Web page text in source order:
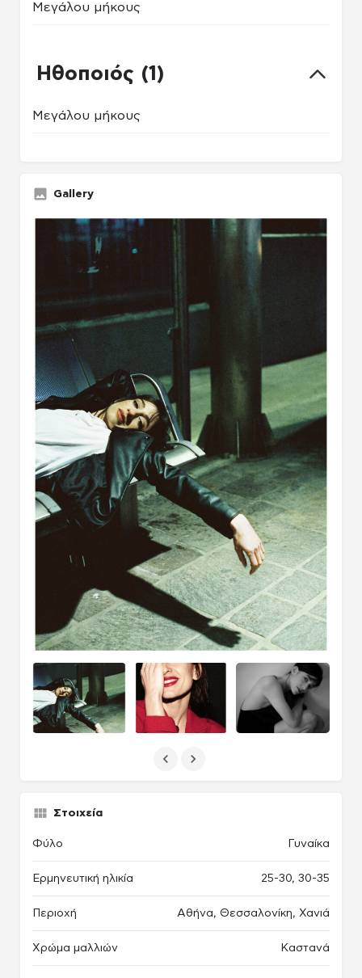
Μεγάλου μήκους
Ηθοποιός (1)
Μεγάλου μήκους
Gallery
Στοιχεία
Φύλο Γυναίκα
Ερμηνευτική ηλικία 25-30, 30-35
Περιοχή Αθήνα, Θεσσαλονίκη, Χανιά
Χρώμα μαλλιών Καστανά